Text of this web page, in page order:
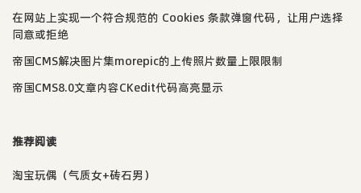
在网站上实现一个符合规范的 Cookies 条款弹窗代码，让用户选择
同意或拒绝
帝国CMS解决图片集morepic的上传照片数量上限限制
帝国CMS8.0文章内容CKedit代码高亮显示
推荐阅读
淘宝玩偶（气质女+砖石男）